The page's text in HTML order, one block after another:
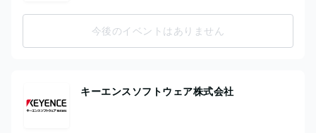
今後のイベントはありません
キーエンスソフトウェア株式会社